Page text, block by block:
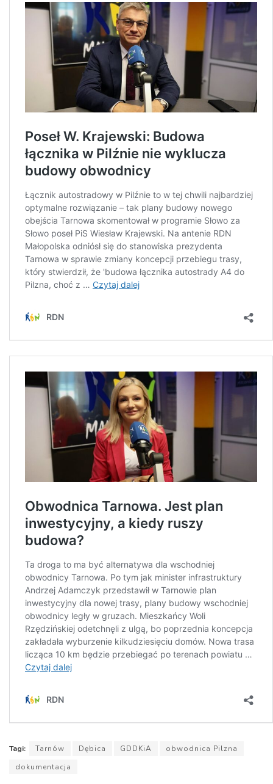
Tagi: Tarnów Dębica GDDKiA
obwodnica Pilzna
dokumentacja